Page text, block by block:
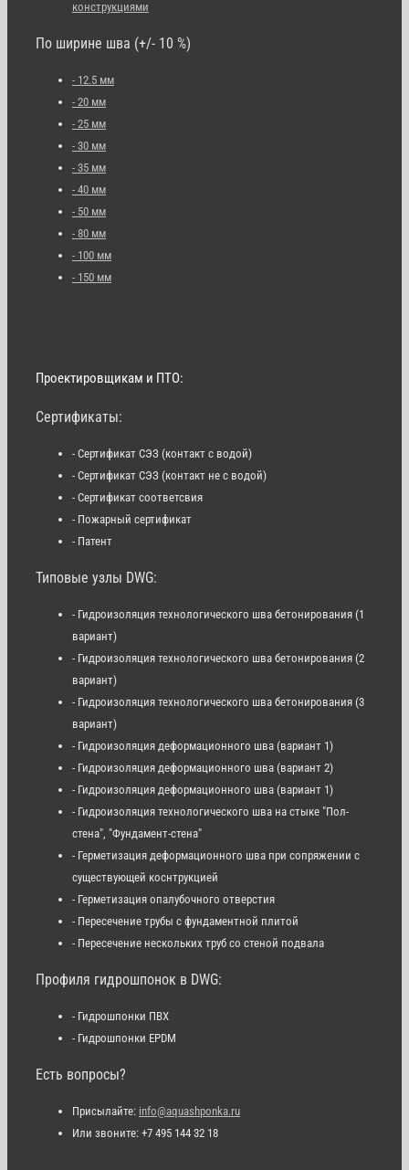
конструкциями
По ширине шва (+/- 10 %)
- 12.5 мм
- 20 мм
- 25 мм
- 30 мм
- 35 мм
- 40 мм
- 50 мм
- 80 мм
- 100 мм
- 150 мм
Проектировщикам и ПТО:
Сертификаты:
- Сертификат СЭЗ (контакт с водой)
- Сертификат СЭЗ (контакт не с водой)
- Сертификат соответсвия
- Пожарный сертификат
- Патент
Типовые узлы DWG:
- Гидроизоляция технологического шва бетонирования (1
вариант)
- Гидроизоляция технологического шва бетонирования (2
вариант)
- Гидроизоляция технологического шва бетонирования (3
вариант)
- Гидроизоляция деформационного шва (вариант 1)
- Гидроизоляция деформационного шва (вариант 2)
- Гидроизоляция деформационного шва (вариант 1)
- Гидроизоляция технологического шва на стыке "Пол-
стена", "Фундамент-стена"
- Герметизация деформационного шва при сопряжении с
существующей коснтрукцией
- Герметизация опалубочного отверстия
- Пересечение трубы с фундаментной плитой
- Пересечение нескольких труб со стеной подвала
Профиля гидрошпонок в DWG:
- Гидрошпонки ПВХ
- Гидрошпонки EPDM
Есть вопросы?
Присылайте: info@aquashponka.ru
Или звоните: +7 495 144 32 18